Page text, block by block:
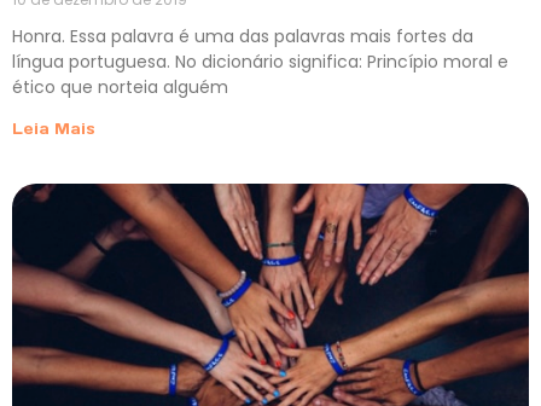
Honra. Essa palavra é uma das palavras mais fortes da
língua portuguesa. No dicionário significa: Princípio moral e
ético que norteia alguém
Leia Mais